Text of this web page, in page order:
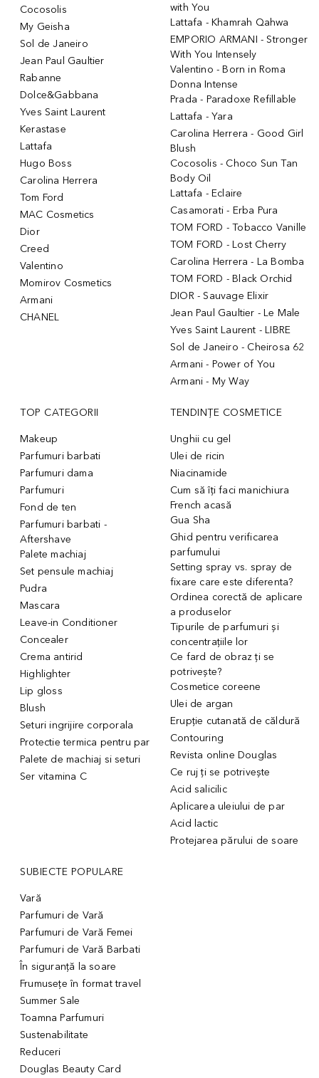
Cocosolis
My Geisha
Sol de Janeiro
Jean Paul Gaultier
Rabanne
Dolce&Gabbana
Yves Saint Laurent
Kerastase
Lattafa
Hugo Boss
Carolina Herrera
Tom Ford
MAC Cosmetics
Dior
Creed
Valentino
Momirov Cosmetics
Armani
CHANEL
with You
Lattafa - Khamrah Qahwa
EMPORIO ARMANI - Stronger
With You Intensely
Valentino - Born in Roma
Donna Intense
Prada - Paradoxe Refillable
Lattafa - Yara
Carolina Herrera - Good Girl
Blush
Cocosolis - Choco Sun Tan
Body Oil
Lattafa - Eclaire
Casamorati - Erba Pura
TOM FORD - Tobacco Vanille
TOM FORD - Lost Cherry
Carolina Herrera - La Bomba
TOM FORD - Black Orchid
DIOR - Sauvage Elixir
Jean Paul Gaultier - Le Male
Yves Saint Laurent - LIBRE
Sol de Janeiro - Cheirosa 62
Armani - Power of You
Armani - My Way
TOP CATEGORII
Makeup
Parfumuri barbati
Parfumuri dama
Parfumuri
Fond de ten
Parfumuri barbati -
Aftershave
Palete machiaj
Set pensule machiaj
Pudra
Mascara
Leave-in Conditioner
Concealer
Crema antirid
Highlighter
Lip gloss
Blush
Seturi ingrijire corporala
Protectie termica pentru par
Palete de machiaj si seturi
Ser vitamina C
TENDINȚE COSMETICE
Unghii cu gel
Ulei de ricin
Niacinamide
Cum să îți faci manichiura
French acasă
Gua Sha
Ghid pentru verificarea
parfumului
Setting spray vs. spray de
fixare care este diferenta?
Ordinea corectă de aplicare
a produselor
Tipurile de parfumuri și
concentrațiile lor
Ce fard de obraz ți se
potrivește?
Cosmetice coreene
Ulei de argan
Erupție cutanată de căldură
Contouring
Revista online Douglas
Ce ruj ți se potrivește
Acid salicilic
Aplicarea uleiului de par
Acid lactic
Protejarea părului de soare
SUBIECTE POPULARE
Vară
Parfumuri de Vară
Parfumuri de Vară Femei
Parfumuri de Vară Barbati
În siguranță la soare
Frumusețe în format travel
Summer Sale
Toamna Parfumuri
Sustenabilitate
Reduceri
Douglas Beauty Card